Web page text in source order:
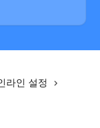
라인 설정